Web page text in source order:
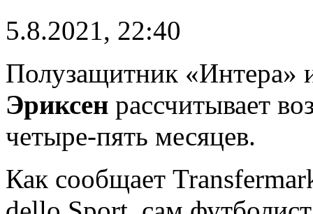
5.8.2021, 22:40
Полузащитник «Интера»
Эриксен рассчитывает
четыре-пять месяцев.
Как сообщает